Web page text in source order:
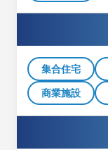
集合住宅
商業施設